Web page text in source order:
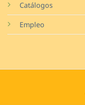
Catálogos
Empleo